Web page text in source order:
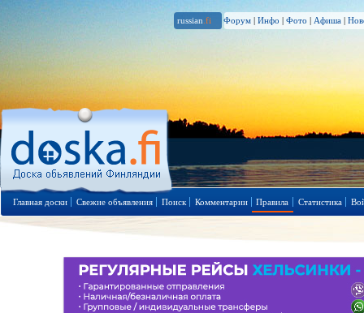
russian .fi Форум | Инфо | Фото | Афиша |
Главная доски Свежие объявления Поиск Комментарии Правила Статистика